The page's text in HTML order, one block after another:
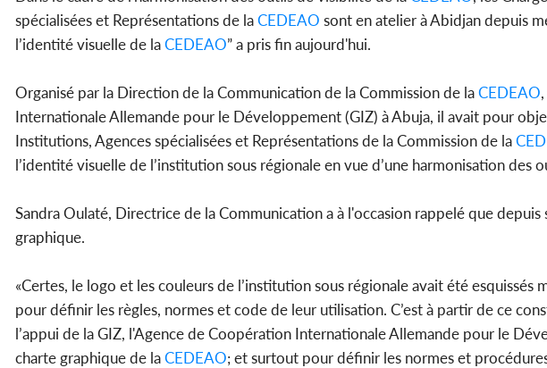
spécialisées et Représentations de laCEDEAO sont en atelier à Abidjan depuis
l’identité visuelle de laCEDEAO” a pris fin aujourd'hui.
Organisé par la Direction de la Communication de la Commission de laCEDEAO
Internationale Allemande pour le Développement (GIZ) à Abuja, il avait pour
Institutions, Agences spécialisées et Représentations de la Commission de la
l’identité visuelle de l’institution sous régionale en vue d’une harmonisation des
Sandra Oulaté, Directrice de la Communication a à l'occasion rappelé que depuis
graphique.
«Certes, le logo et les couleurs de l’institution sous régionale avait été esquissés
pour définir les règles, normes et code de leur utilisation. C’est à partir de ce
l’appui de la GIZ, l'Agence de Coopération Internationale Allemande pour le
charte graphique de laCEDEAO; et surtout pour définir les normes et
Côte